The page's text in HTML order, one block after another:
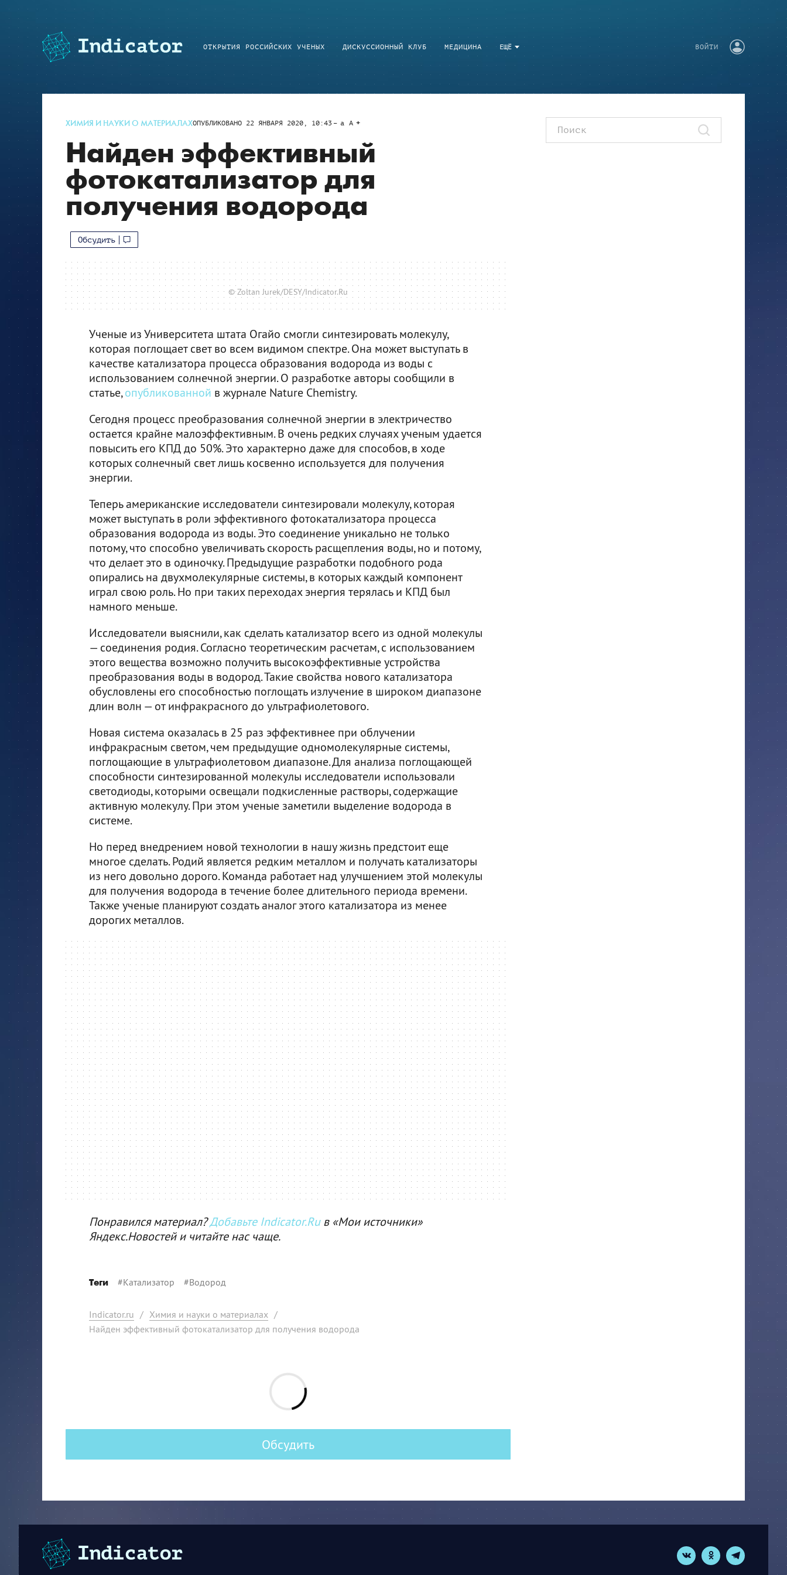
ЕЩЁ
ОТКРЫТИЯ РОССИЙСКИХ УЧЕНЫХ ДИСКУССИОННЫЙ КЛУБ МЕДИЦИНА ВОЙТИ
ХИМИЯ И НАУКИ О МАТЕРИАЛАХОПУБЛИКОВАНО 22 ЯНВАРЯ 2020, 10:43 a A
Найден эффективный
фотокатализатор для
получения водорода
Обсудить
© Zoltan Jurek/DESY/Indicator.Ru
Ученые из Университета штата Огайо смогли синтезировать молекулу,
которая поглощает свет во всем видимом спектре. Она может выступать в
качестве катализатора процесса образования водорода из воды с
использованием солнечной энергии. О разработке авторы сообщили в
статье,опубликованной в журнале Nature Chemistry.
Сегодня процесс преобразования солнечной энергии в электричество
остается крайне малоэффективным. В очень редких случаях ученым удается
повысить его КПД до 50%. Это характерно даже для способов, в ходе
которых солнечный свет лишь косвенно используется для получения
энергии.
Теперь американские исследователи синтезировали молекулу, которая
может выступать в роли эффективного фотокатализатора процесса
образования водорода из воды. Это соединение уникально не только
потому, что способно увеличивать скорость расщепления воды, но и потому,
что делает это в одиночку. Предыдущие разработки подобного рода
опирались на двухмолекулярные системы, в которых каждый компонент
играл свою роль. Но при таких переходах энергия терялась и КПД был
намного меньше.
Исследователи выяснили, как сделать катализатор всего из одной молекулы
— соединения родия. Согласно теоретическим расчетам, с использованием
этого вещества возможно получить высокоэффективные устройства
преобразования воды в водород. Такие свойства нового катализатора
обусловлены его способностью поглощать излучение в широком диапазоне
длин волн — от инфракрасного до ультрафиолетового.
Новая система оказалась в 25 раз эффективнее при облучении
инфракрасным светом, чем предыдущие одномолекулярные системы,
поглощающие в ультрафиолетовом диапазоне. Для анализа поглощающей
способности синтезированной молекулы исследователи использовали
светодиоды, которыми освещали подкисленные растворы, содержащие
активную молекулу. При этом ученые заметили выделение водорода в
системе.
Но перед внедрением новой технологии в нашу жизнь предстоит еще
многое сделать. Родий является редким металлом и получать катализаторы
из него довольно дорого. Команда работает над улучшением этой молекулы
для получения водорода в течение более длительного периода времени.
Также ученые планируют создать аналог этого катализатора из менее
дорогих металлов.
Понравился материал?Добавьте Indicator.Ruв «Мои источники»
Яндекс.Новостей и читайте нас чаще.
Теги #Катализатор #Водород
Indicator.ru / Химия и науки о материалах /
Найден эффективный фотокатализатор для получения водорода
Обсудить